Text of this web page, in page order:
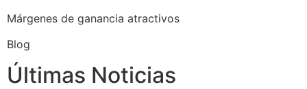
Márgenes de ganancia atractivos
Blog
Últimas Noticias